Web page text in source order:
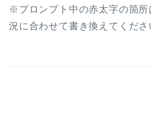
※プロンプト中の赤太字の箇所
況に合わせて書き換えてくださ